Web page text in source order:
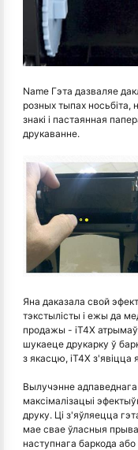
Name Гэта дазваляе
розных тыпах носьбіта,
знакі і пастаянная
друкаванне.
Яна даказала свой
тэкстылісты і ежы да
продажы - iT4X
шукаеце друкарку ў
з якасцю, iT4X з'явіцца
Вылучэнне
максімалізацыі
друку. Ці з'яўляецца
мае свае ўласныя
наступнага баркода або